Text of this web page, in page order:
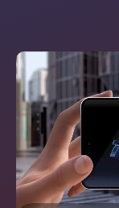
视
频
播
放